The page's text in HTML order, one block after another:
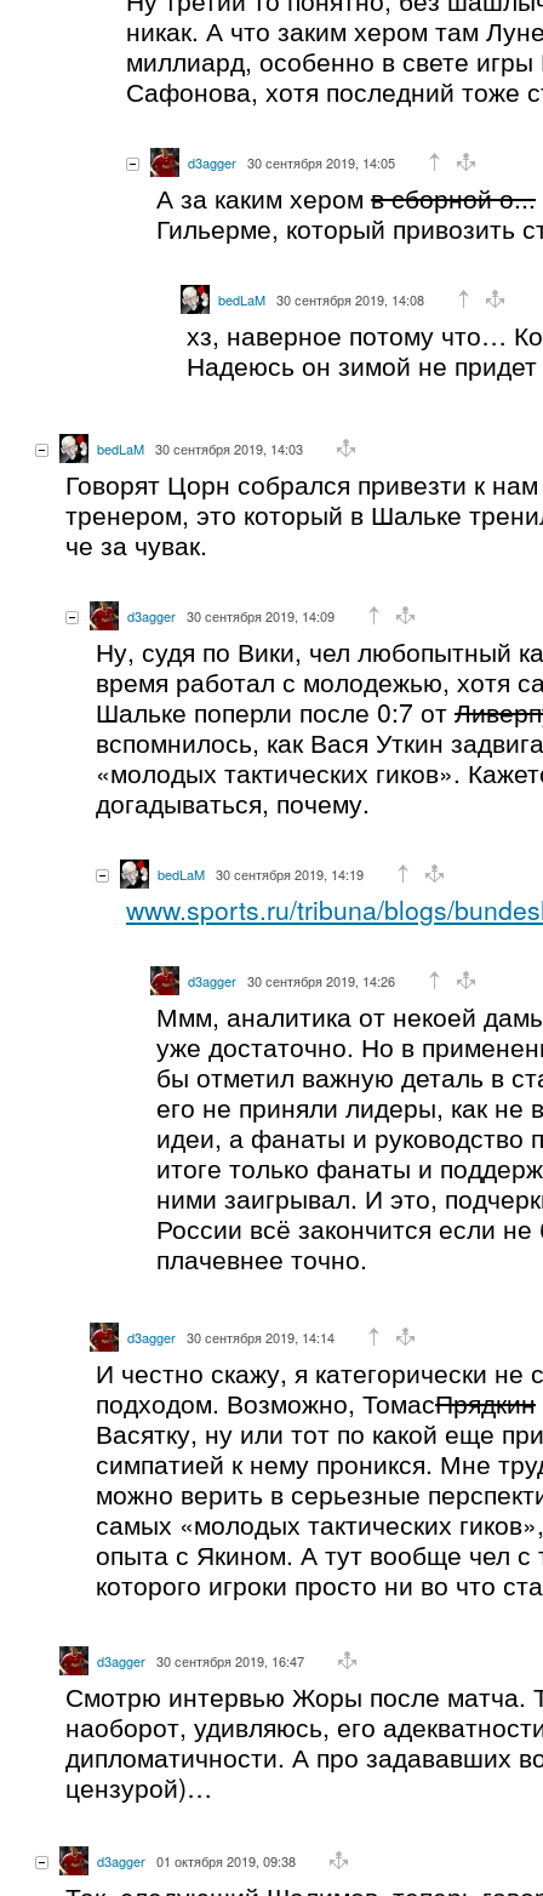
никак. А что заким хером там
миллиард, особенно в свете
Сафонова, хотя последний тоже
d3agger 30 сентября 2019, 14:05
А за каким хером в сборной о...
Гильерме, который привозить
bedLaM 30 сентября 2019, 14:08
хз, наверное потому что…
Надеюсь он зимой не придет
bedLaM 30 сентября 2019, 14:03
Говорят Цорн собрался привезти к
тренером, это который в Шальке
че за чувак.
d3agger 30 сентября 2019, 14:09
Ну, судя по Вики, чел любопытный
время работал с молодежью, хотя
Шальке поперли после 0:7 от
вспомнилось, как Вася Уткин
«молодых тактических гиков».
догадываться, почему.
bedLaM 30 сентября 2019, 14:19
www.sports.ru/tribuna/blogs/
d3agger 30 сентября 2019, 14:26
Ммм, аналитика от некоей
уже достаточно. Но в
бы отметил важную деталь в
его не приняли лидеры, как не
идеи, а фанаты и руководство
итоге только фанаты и
ними заигрывал. И это,
России всё закончится если
плачевнее точно.
d3agger 30 сентября 2019, 14:14
И честно скажу, я категорически не
подходом. Возможно, ТомасПрядкин
Васятку, ну или тот по какой еще
симпатией к нему проникся. Мне
можно верить в серьезные
самых «молодых тактических
опыта с Якином. А тут вообще чел с
которого игроки просто ни во что
d3agger 30 сентября 2019, 16:47
Смотрю интервью Жоры после матча.
наоборот, удивляюсь, его
дипломатичности. А про задававших
цензурой)…
d3agger 01 октября 2019, 09:38